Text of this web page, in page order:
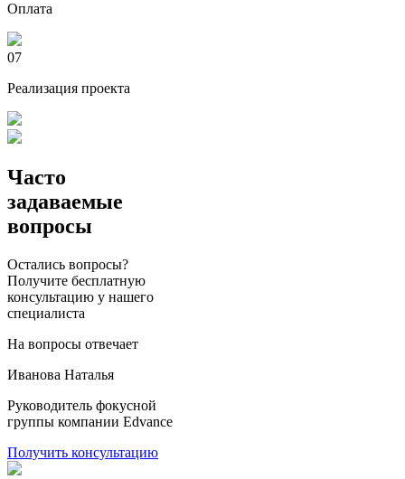
Оплата
07
Реализация проекта
Часто
задаваемые
вопросы
Остались вопросы?
Получите бесплатную
консультацию у нашего
специалиста
На вопросы отвечает
Иванова Наталья
Руководитель фокусной
группы компании Edvance
Получить консультацию